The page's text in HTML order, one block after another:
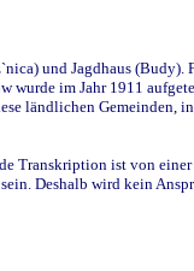
und Jagdhaus
im Jahr 1911
Gemeinden,
Transkription ist von
Deshalb wird kein